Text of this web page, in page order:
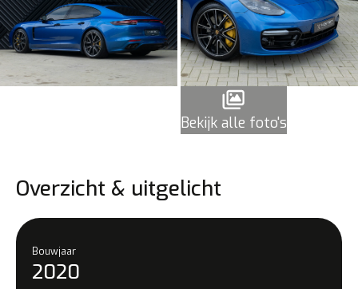
Bekijk alle foto's
Overzicht & uitgelicht
Bouwjaar
2020